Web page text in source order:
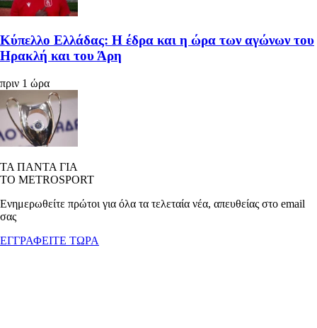
Κύπελλο Ελλάδας: Η έδρα και η ώρα των αγώνων του
Ηρακλή και του Άρη
πριν 1 ώρα
ΤΑ ΠΑΝΤΑ ΓΙΑ
ΤΟ METROSPORT
Ενημερωθείτε πρώτοι για όλα τα τελεταία νέα, απευθείας στο email
σας
ΕΓΓΡΑΦΕΙΤΕ ΤΩΡΑ